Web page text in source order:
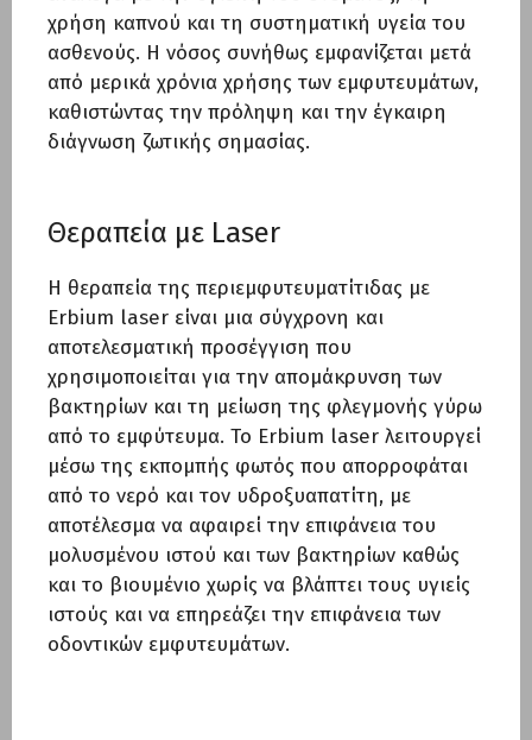
χρήση καπνού και τη συστηματική υγεία του
ασθενούς. Η νόσος συνήθως εμφανίζεται μετά
από μερικά χρόνια χρήσης των εμφυτευμάτων,
καθιστώντας την πρόληψη και την έγκαιρη
διάγνωση ζωτικής σημασίας.
Θεραπεία με Laser
Η θεραπεία της περιεμφυτευματίτιδας με
Erbium laser είναι μια σύγχρονη και
αποτελεσματική προσέγγιση που
χρησιμοποιείται για την απομάκρυνση των
βακτηρίων και τη μείωση της φλεγμονής γύρω
από το εμφύτευμα. Το Erbium laser λειτουργεί
μέσω της εκπομπής φωτός που απορροφάται
από το νερό και τον υδροξυαπατίτη, με
αποτέλεσμα να αφαιρεί την επιφάνεια του
μολυσμένου ιστού και των βακτηρίων καθώς
και το βιουμένιο χωρίς να βλάπτει τους υγιείς
ιστούς και να επηρεάζει την επιφάνεια των
οδοντικών εμφυτευμάτων.